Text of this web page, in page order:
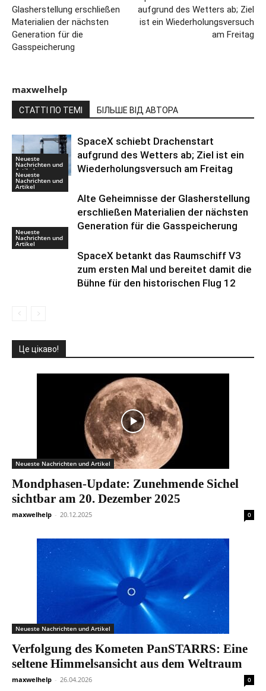
Glasherstellung erschließen
Materialien der nächsten
Generation für die
Gasspeicherung
aufgrund des Wetters ab; Ziel
ist ein Wiederholungsversuch
am Freitag
maxwelhelp
СТАТТІ ПО ТЕМІ БІЛЬШЕ ВІД АВТОРА
Neueste
Nachrichten und
Artikel
SpaceX schiebt Drachenstart
aufgrund des Wetters ab; Ziel ist ein
Wiederholungsversuch am Freitag
Neueste
Nachrichten und
Artikel
Alte Geheimnisse der Glasherstellung
erschließen Materialien der nächsten
Generation für die Gasspeicherung
Neueste
Nachrichten und
Artikel
SpaceX betankt das Raumschiff V3
zum ersten Mal und bereitet damit die
Bühne für den historischen Flug 12
Це цікаво!
Neueste Nachrichten und Artikel
Mondphasen-Update: Zunehmende Sichel
sichtbar am 20. Dezember 2025
maxwelhelp - 20.12.2025 0
Neueste Nachrichten und Artikel
Verfolgung des Kometen PanSTARRS: Eine
seltene Himmelsansicht aus dem Weltraum
maxwelhelp - 26.04.2026 0